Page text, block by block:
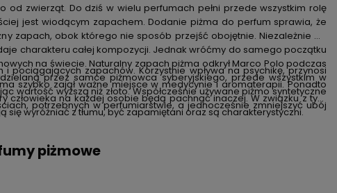
od zwierząt. Do dziś w wielu perfumach pełni przede wszystkim rolę
jest wiodącym zapachem. Dodanie piżma do perfum sprawia, że
zapach, obok którego nie sposób przejść obojętnie. Niezależnie od
charakteru całej kompozycji. Jednak wróćmy do samego początku
na świecie. Naturalny zapach piżma odkrył Marco Polo podczas
przez samce piżmowca syberyjskiego, przede wszystkim w
wyższą niż złoto. Współcześnie używane piżmo syntetyczne
potrzebnych w perfumiarstwie, a jednocześnie zmniejszyć ubój
pociągających zapachów. Korzystnie wpływa na psychikę, przynosi
szybko zajął ważne miejsce w medycynie i aromaterapii. Ponadto
człowieka na każdej osobie będą pachnąć inaczej. W związku z tym
wyróżniać z tłumu, być zapamiętani oraz są charakterystyczni.
piżmowe